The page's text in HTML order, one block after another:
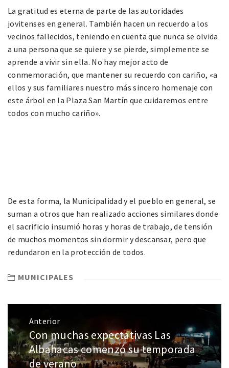
La gratitud es eterna de parte de las autoridades
jovitenses en general. También hacen un recuerdo a los
vecinos fallecidos, teniendo en cuenta que nunca se olvida
a una persona que se quiere y se pierde, simplemente se
aprende a vivir sin ella. No hay mejor acto de
conmemoración, que mantener su recuerdo con cariño, «a
ellos y sus familiares nuestro más sincero homenaje con
este árbol en la Plaza San Martín que cuidaremos entre
todos con mucho cariño».
De esta forma, la Municipalidad y el pueblo en general, se
suman a otros que han realizado acciones similares donde
el sacrificio insumió horas y horas de trabajo, de tensión
de muchos momentos sin dormir y descansar, pero que
redundaron en la protección de todos.
MUNICIPALES
Anterior
Con muchas expectativas Las
Albahacas comenzó su temporada
de verano